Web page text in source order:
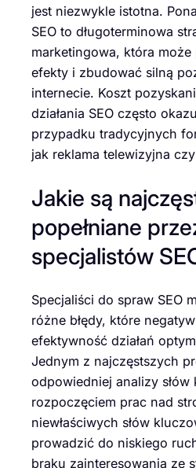
jest niezwykle istotna.
SEO to długoterminowa
marketingowa, która może
efekty i zbudować silną
internecie. Koszt
działania SEO często
przypadku tradycyjnych
jak reklama telewizyjna
Jakie są
popełniane
specjalistów
Specjaliści do spraw SEO
różne błędy, które
efektywność działań
Jednym z najczęstszych
odpowiedniej analizy
rozpoczęciem prac nad
niewłaściwych słów
prowadzić do niskiego
braku zainteresowania ze